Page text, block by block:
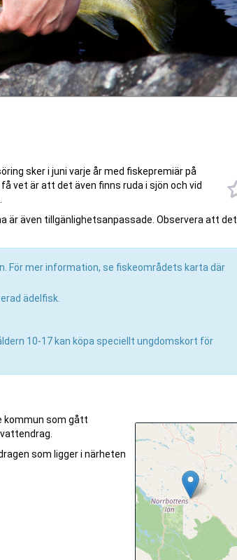
sker i juni varje år med fiskepremiär på
vet är att det även finns ruda i sjön och vid
är även tillgänlighetsanpassade. Observera att det
För mer information, se fiskeområdets karta där
ädelfisk.
10-17 kan köpa speciellt ungdomskort för
kommun som gått
som ligger i närheten